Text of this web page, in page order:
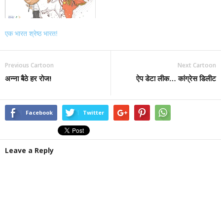
एक भारत श्रेष्ठ भारत!
Previous Cartoon
अन्ना बैठे हर रोज!
Next Cartoon
ऐप डेटा लीक… कांग्रेस डिलीट
Facebook Twitter
Leave a Reply